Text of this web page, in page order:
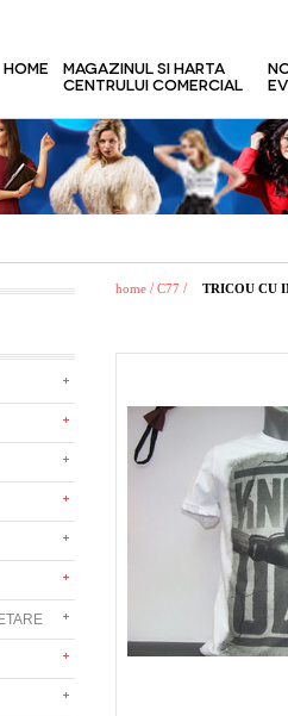
HOME
MAGAZINUL SI HARTA
CENTRULUI COMERCIAL
home / C77 / TRICOU CU